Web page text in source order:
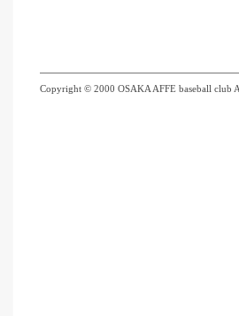
Copyright © 2000 OSAKA AFFE baseball club